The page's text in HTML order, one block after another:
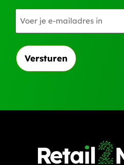
mailadres